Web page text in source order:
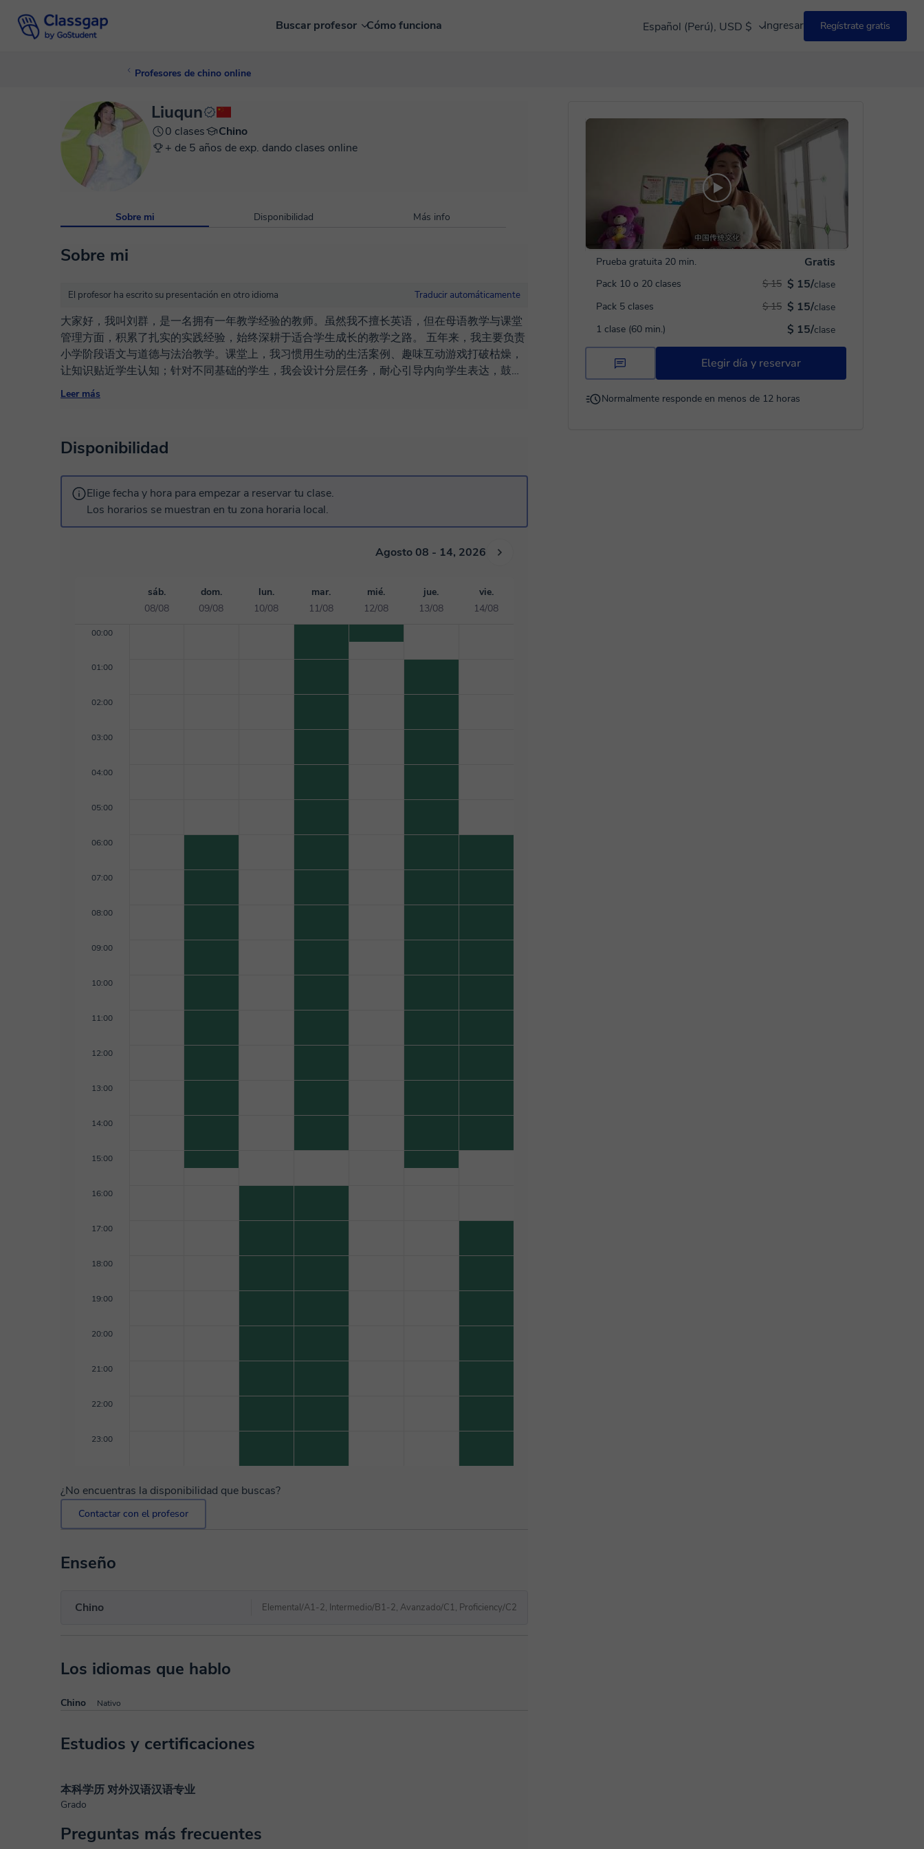
Buscar profesor Cómo funciona Español (Perú), USD $ Ingresar Regístrate gratis
Profesores de chino online
Prueba gratuita 20 min. Gratis
Pack 10 o 20 clases $ 15/clase
$ 15
Pack 5 clases
$ 15/clase
$ 15
1 clase (60 min.)
$ 15/clase
Elegir día y reservar
Normalmente responde en menos de 12 horas
Liuqun
0 clases
Chino
+ de 5 años de exp. dando clases online
Sobre mi Disponibilidad Más info
Sobre mi
El profesor ha escrito su presentación en otro idioma Traducir automáticamente
大家好，我叫刘群，是一名拥有一年教学经验的教师。虽然我不擅长英语，但在母语教学与课堂
管理方面，积累了扎实的实践经验，始终深耕于适合学生成长的教学之路。 五年来，我主要负责
小学阶段语文与道德与法治教学。课堂上，我习惯用生动的生活案例、趣味互动游戏打破枯燥，
让知识贴近学生认知；针对不同基础的学生，我会设计分层任务，耐心引导内向学生表达，鼓励
活泼学生发挥创造力，帮助每个孩子找到学习自信。课后，我坚持与家长保持常态化沟通，及时
用爱心、耐心和责任心陪伴学生成长，而非单纯的知识灌输。 未来，我希望能继续在教学岗位上
造更优质的学习环境。感谢您给予我展示自己的机会，期待能加入团队，与大家共同成长！
Leer más
Disponibilidad
Elige fecha y hora para empezar a reservar tu clase.
Los horarios se muestran en tu zona horaria local.
Agosto 08 - 14, 2026
sáb.
08/08
dom.
09/08
lun.
10/08
mar.
11/08
mié.
12/08
jue.
13/08
vie.
14/08
00:00
01:00
02:00
03:00
04:00
05:00
06:00
07:00
08:00
09:00
10:00
11:00
12:00
13:00
14:00
15:00
16:00
17:00
18:00
19:00
20:00
21:00
22:00
23:00
¿No encuentras la disponibilidad que buscas?
Contactar con el profesor
Enseño
Chino Elemental/A1-2, Intermedio/B1-2, Avanzado/C1, Proficiency/C2
Los idiomas que hablo
Chino Nativo
Estudios y certificaciones
本科学历 对外汉语汉语专业
Grado
Preguntas más frecuentes